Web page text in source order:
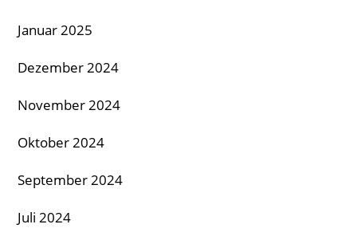
Januar 2025
Dezember 2024
November 2024
Oktober 2024
September 2024
Juli 2024